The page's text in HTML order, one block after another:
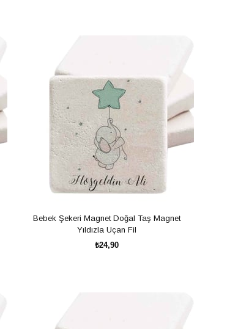
Bebek Şekeri Magnet Doğal Taş Magnet
Yıldızla Uçan Fil
₺24,90